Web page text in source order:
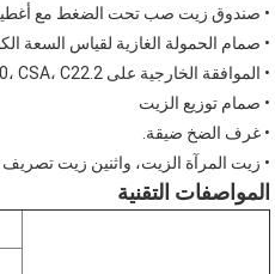
• صندوق زيت صب تحت الضغط مع
• صمام الحمولة الغازية لقياس السعة
• الموافقة الخارجية على EN61010، CSA، C22.2 و UL61010.
• صمام توزيع الزيت
• غرف الضخ ضيقة.
• زيت المرآة الزيت، واثنين زيت
المواصفات التقنية